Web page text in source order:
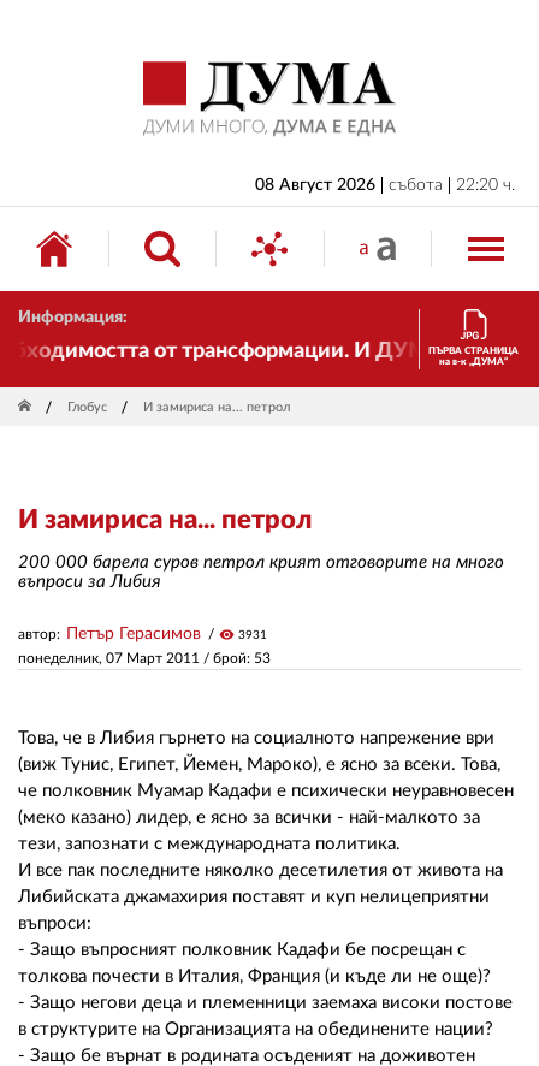
08 Август 2026 събота 22:20 ч.
Информация:
от трансформации. И ДУМА се
ПЪРВА СТРАНИЦА
на в-к „ДУМА“
Глобус И замириса на... петрол
И замириса на... петрол
200 000 барела суров петрол крият отговорите на много
въпроси за Либия
понеделник, 07 Март 2011 / брой: 53
автор: Петър Герасимов visibility 3931
Това, че в Либия гърнето на социалното напрежение ври
(виж Тунис, Египет, Йемен, Мароко), е ясно за всеки. Това,
че полковник Муамар Кадафи е психически неуравновесен
(меко казано) лидер, е ясно за всички - най-малкото за
тези, запознати с международната политика.
И все пак последните няколко десетилетия от живота на
Либийската джамахирия поставят и куп нелицеприятни
въпроси:
- Защо въпросният полковник Кадафи бе посрещан с
толкова почести в Италия, Франция (и къде ли не още)?
- Защо негови деца и племенници заемаха високи постове
в структурите на Организацията на обединените нации?
- Защо бе върнат в родината осъденият на доживотен
БЪЛГАРИЯ
ИКОНОМИКА
ИЗБОРИ
СВЯТ
ДРУГИ
АВТОРИ
КОНТАКТИ
РЕКЛАМА
АБОНАМЕНТ
УСЛОВИЯ ЗА ПОЛЗВАНЕ
ПОЛИТИКА ЗА БИСКВИТКИТЕ
ПОЛИТИКАТА ЗА
ПОВЕРИТЕЛНОСТ